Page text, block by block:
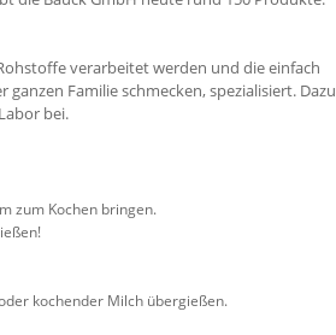
verarbeitet werden und die einfach
Familie schmecken, spezialisiert. Dazu
bei.
zum Kochen bringen.
kochender Milch übergießen.